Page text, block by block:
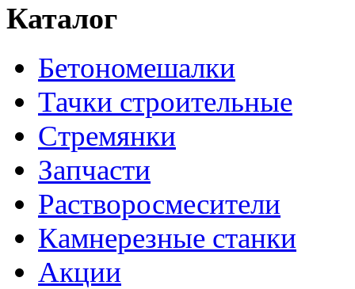
Каталог
Бетономешалки
Тачки строительные
Стремянки
Запчасти
Растворосмесители
Камнерезные станки
Акции